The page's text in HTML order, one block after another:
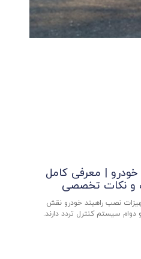
| معرفی کامل
و نکات تخصصی
نصب راهبند خودرو نقش
سیستم کنترل تردد دارند.